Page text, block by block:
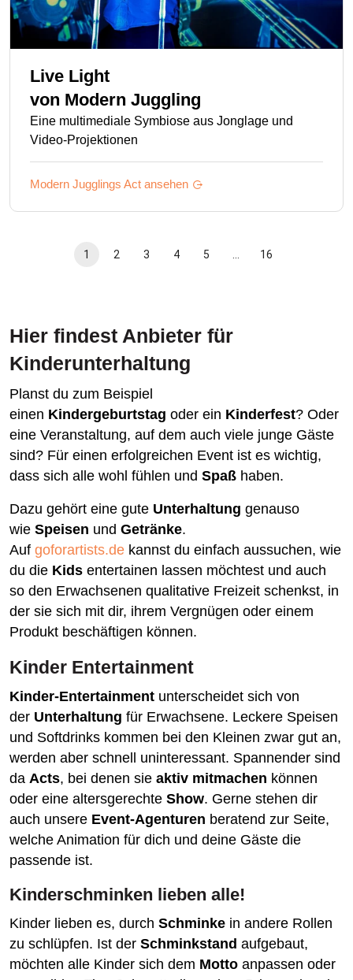
Live Light
von Modern Juggling
Eine multimediale Symbiose aus Jonglage und
Video-Projektionen
Modern Jugglings Act ansehen
1 2 3 4 5 … 16
Hier findest Anbieter für
Kinderunterhaltung
Planst du zum Beispiel
einen Kindergeburtstag oder ein Kinderfest? Oder
eine Veranstaltung, auf dem auch viele junge Gäste
sind? Für einen erfolgreichen Event ist es wichtig,
dass sich alle wohl fühlen und Spaß haben.
Dazu gehört eine gute Unterhaltung genauso
wie Speisen und Getränke.
Auf goforartists.de kannst du einfach aussuchen, wie
du die Kids entertainen lassen möchtest und auch
so den Erwachsenen qualitative Freizeit schenkst, in
der sie sich mit dir, ihrem Vergnügen oder einem
Produkt beschäftigen können.
Kinder Entertainment
Kinder-Entertainment unterscheidet sich von
der Unterhaltung für Erwachsene. Leckere Speisen
und Softdrinks kommen bei den Kleinen zwar gut an,
werden aber schnell uninteressant. Spannender sind
da Acts, bei denen sie aktiv mitmachen können
oder eine altersgerechte Show. Gerne stehen dir
auch unsere Event-Agenturen beratend zur Seite,
welche Animation für dich und deine Gäste die
passende ist.
Kinderschminken lieben alle!
Kinder lieben es, durch Schminke in andere Rollen
zu schlüpfen. Ist der Schminkstand aufgebaut,
möchten alle Kinder sich dem Motto anpassen oder